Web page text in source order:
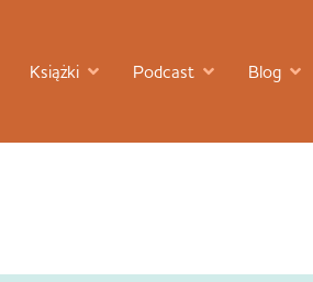
Książki Podcast Blog